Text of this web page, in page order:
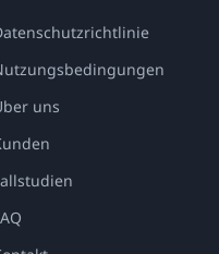
uns